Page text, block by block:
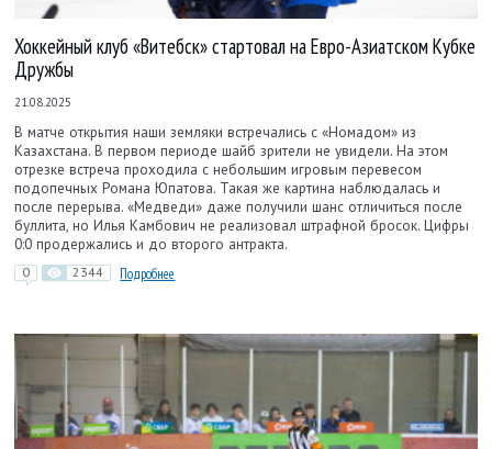
Хоккейный клуб «Витебск» стартовал на Евро-Азиатском Кубке
Дружбы
21.08.2025
В матче открытия наши земляки встречались с «Номадом» из
Казахстана. В первом периоде шайб зрители не увидели. На этом
отрезке встреча проходила с небольшим игровым перевесом
подопечных Романа Юпатова. Такая же картина наблюдалась и
после перерыва. «Медведи» даже получили шанс отличиться после
буллита, но Илья Камбович не реализовал штрафной бросок. Цифры
0:0 продержались и до второго антракта.
0 2344 Подробнее